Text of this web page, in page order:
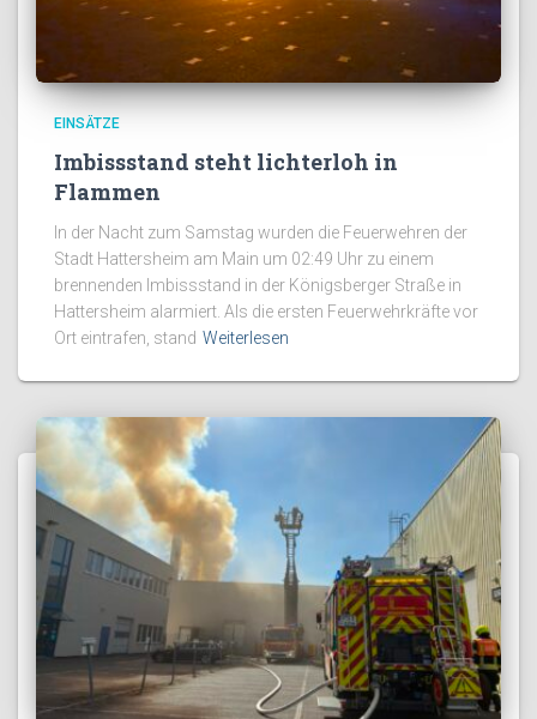
EINSÄTZE
Imbissstand steht lichterloh in
Flammen
In der Nacht zum Samstag wurden die Feuerwehren der
Stadt Hattersheim am Main um 02:49 Uhr zu einem
brennenden Imbissstand in der Königsberger Straße in
Hattersheim alarmiert. Als die ersten Feuerwehrkräfte vor
Ort eintrafen, stand Weiterlesen